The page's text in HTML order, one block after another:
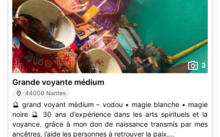
3
Grande voyante médium
44000 Nantes
🔮 grand voyant mèdium – vodou • magie blanche • magie
noire 🔮 30 ans d’expérience dans les arts spirituels et la
voyance. grâce à mon don de naissance transmis par mes
ancêtres, j’aide les personnes à retrouver la paix,...